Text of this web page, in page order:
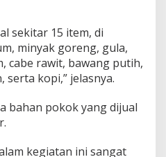
r
O
p
e
r
s
i
P
sekitar 15 item, di
minyak goreng, gula,
cabe rawit, bawang putih,
serta kopi,” jelasnya.
bahan pokok yang dijual
kegiatan ini sangat